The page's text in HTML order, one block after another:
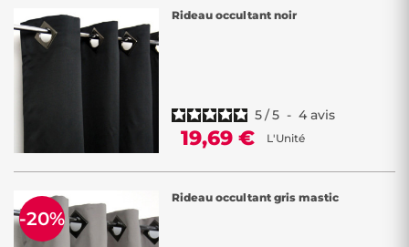
Rideau occultant noir
5/5 - 4 avis
19,69 € L'Unité
Rideau occultant gris mastic
-20%